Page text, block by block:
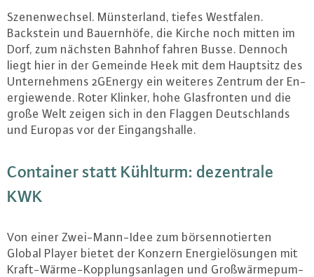
Sze­nen­wech­sel. Müns­ter­land, tiefes Westfalen.
Backstein und Bau­ern­hö­fe, die Kirche noch mitten im
Dorf, zum nächsten Bahnhof fahren Busse. Dennoch
liegt hier in der Gemeinde Heek mit dem Hauptsitz des
Un­ter­neh­mens 2GEnergy ein weiteres Zentrum der En­
er­gie­wen­de. Roter Klinker, hohe Glas­fron­ten und die
große Welt zeigen sich in den Flaggen Deutsch­lands
und Europas vor der Ein­gangs­hal­le.
Container statt Kühlturm: de­zen­tra­le
KWK
Von einer Zwei-Mann-Idee zum bör­sen­no­tier­ten
Global Player bietet der Konzern En­er­gie­lö­sun­gen mit
Kraft-Wär­me-Kopp­lungs­an­la­gen und Groß­wär­me­pum­